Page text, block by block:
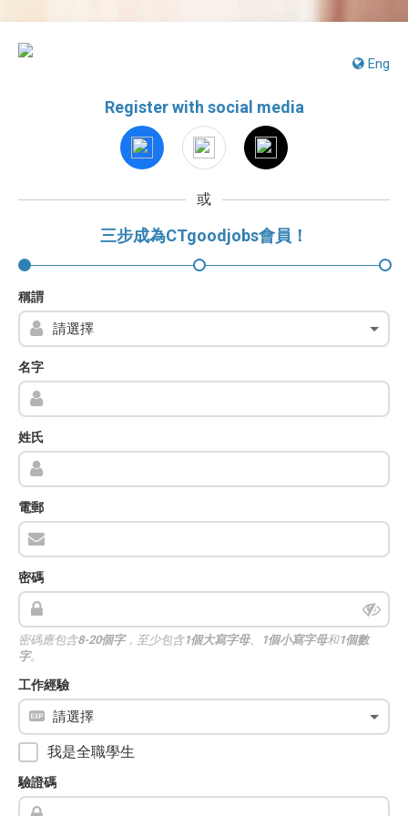
Eng
Register with social media
或
三步成為CTgoodjobs會員！
稱謂
名字
姓氏
電郵
密碼
密碼應包含8-20個字，至少包含1個大寫字母、 1個小寫字母和1個數
字。
工作經驗
我是全職學生
驗證碼